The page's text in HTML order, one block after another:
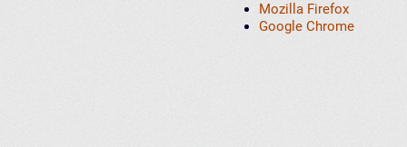
Mozilla Firefox
Google Chrome